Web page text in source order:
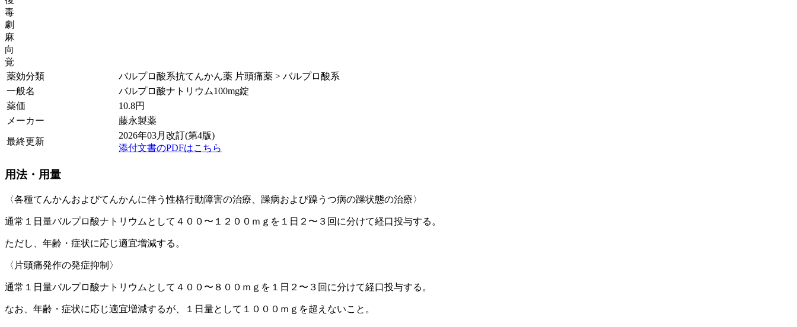
毒
劇
麻
向
覚
薬効分類
バルプロ酸系抗てんかん薬 片頭痛薬 > バルプロ酸系
一般名
バルプロ酸ナトリウム100mg錠
薬価
10.8円
メーカー
藤永製薬
最終更新
2026年03月改訂(第4版)
添付文書のPDFはこちら
用法・用量
〈各種てんかんおよびてんかんに伴う性格行動障害の治療、躁病および躁うつ病の躁状態の治療〉
通常１日量バルプロ酸ナトリウムとして４００〜１２００ｍｇを１日２〜３回に分けて経口投与する。
ただし、年齢・症状に応じ適宜増減する。
〈片頭痛発作の発症抑制〉
通常１日量バルプロ酸ナトリウムとして４００〜８００ｍｇを１日２〜３回に分けて経口投与する。
なお、年齢・症状に応じ適宜増減するが、１日量として１０００ｍｇを超えないこと。